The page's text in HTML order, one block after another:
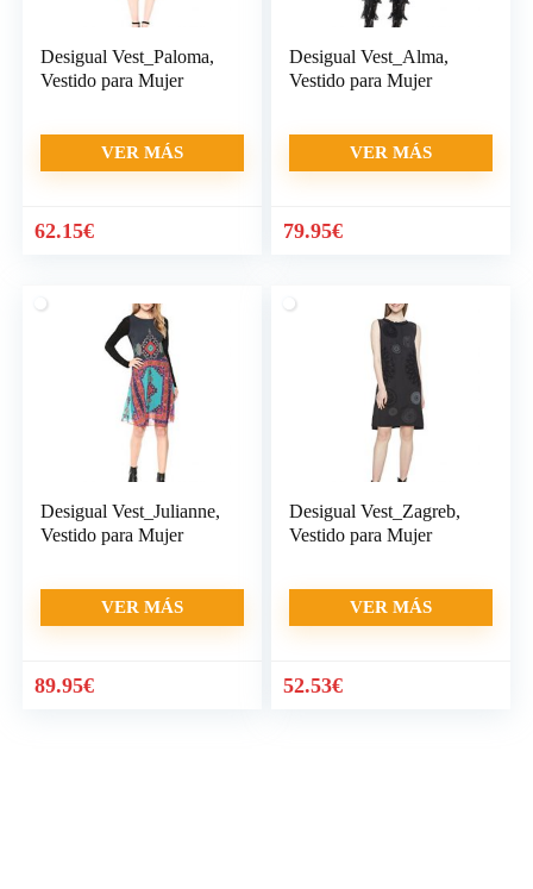
Desigual Vest_Paloma,
Vestido para Mujer
VER MÁS
62.15€
Desigual Vest_Alma,
Vestido para Mujer
VER MÁS
79.95€
Desigual Vest_Julianne,
Vestido para Mujer
VER MÁS
89.95€
Desigual Vest_Zagreb,
Vestido para Mujer
VER MÁS
52.53€